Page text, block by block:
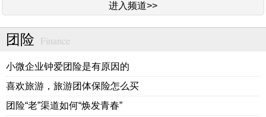
进入频道>>
团险 Finance
小微企业钟爱团险是有原因的
喜欢旅游，旅游团体保险怎么买
团险“老”渠道如何“焕发青春”